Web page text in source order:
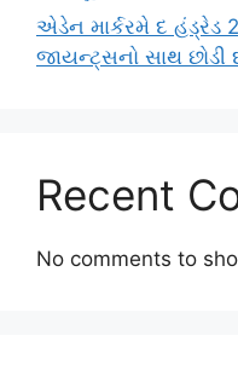
એડેન માર્કરમે દ હંડ્રેડ
જાયન્ટ્સનો સાથ છોડી
Recent
No comments to